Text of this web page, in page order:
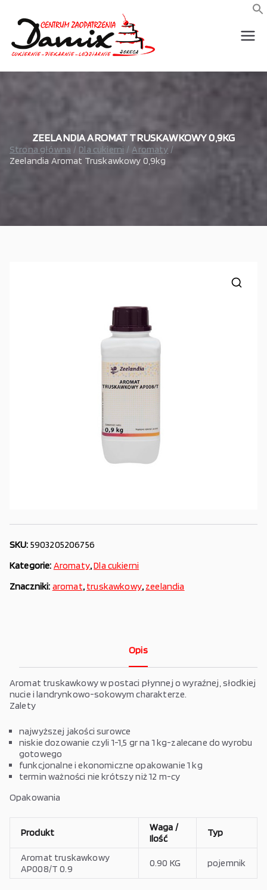
treści
wszystko
gastrono
wszystko dla piekarni,
ZEELANDIA AROMAT TRUSKAWKOWY 0,9KG
Strona główna Dla cukierni
Aromaty
Zeelandia Aromat Truskawkowy 0,9kg
SKU: 5903205206756
Kategorie: Aromaty,Dla cukierni
Znaczniki: aromat, truskawkowy, zeelandia
Opis
Aromat truskawkowy w postaci płynnej o wyraźnej, słodkiej
nucie i landrynkowo-sokowym charakterze.
Zalety
najwyższej jakości surowce
niskie dozowanie czyli 1-1,5 gr na 1 kg-zalecane do wyrobu
gotowego
funkcjonalne i ekonomiczne opakowanie 1 kg
termin ważności nie krótszy niż 12 m-cy
Opakowania
Produkt
Waga /
Ilość
Typ
Aromat truskawkowy
AP008/T 0.9
0.90 KG pojemnik